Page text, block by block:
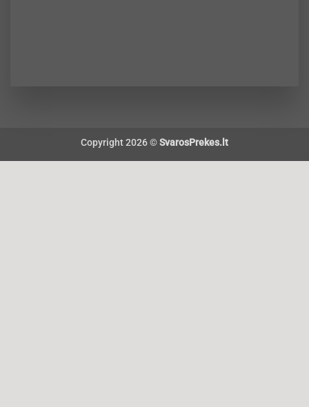
Copyright 2026 ©SvarosPrekes.lt